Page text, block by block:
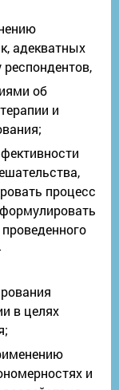
адекватных
респондентов,
об
и
процесс
в целях
и